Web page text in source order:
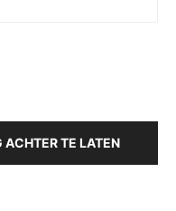
ACHTER TE LATEN